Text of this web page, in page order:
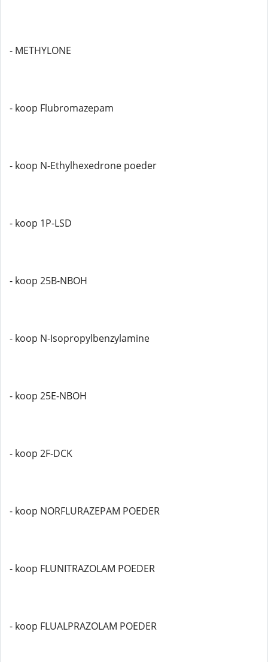
- METHYLONE
- koop Flubromazepam
- koop N-Ethylhexedrone poeder
- koop 1P-LSD
- koop 25B-NBOH
- koop N-Isopropylbenzylamine
- koop 25E-NBOH
- koop 2F-DCK
- koop NORFLURAZEPAM POEDER
- koop FLUNITRAZOLAM POEDER
- koop FLUALPRAZOLAM POEDER